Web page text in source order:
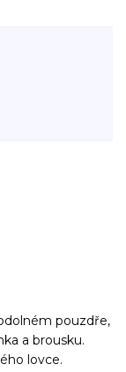
pouzdře,
a brousku.
lovce.